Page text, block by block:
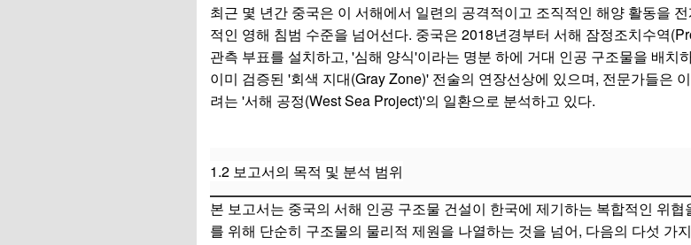
5.1 민간 위장과 해경의 호위 (Civil-Military Fusion)
5.2 살라미 전술(Salami Slicing)의 적용
6. 생태 안보 위협: 서해 환경의 파괴와 경제적 피해
7. 결론: 전략적 대응의 필요성
최근 몇 년간 중국은 이 서해에서 일련의 공격적이고 조직적인 해양 활동을
적인 영해 침범 수준을 넘어선다. 중국은 2018년경부터 서해 잠정조치수역
관측 부표를 설치하고, '심해 양식'이라는 명분 하에 거대 인공 구조물을 배치
이미 검증된 '회색 지대(Gray Zone)' 전술의 연장선상에 있으며, 전문가들은
려는 '서해 공정(West Sea Project)'의 일환으로 분석하고 있다.
1.2 보고서의 목적 및 분석 범위
본 보고서는 중국의 서해 인공 구조물 건설이 한국에 제기하는 복합적인 위
를 위해 단순히 구조물의 물리적 제원을 나열하는 것을 넘어, 다음의 다섯 가